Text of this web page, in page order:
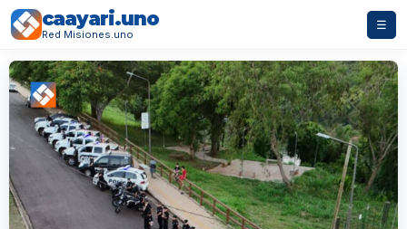
caayari.uno
Red Misiones.uno
☰